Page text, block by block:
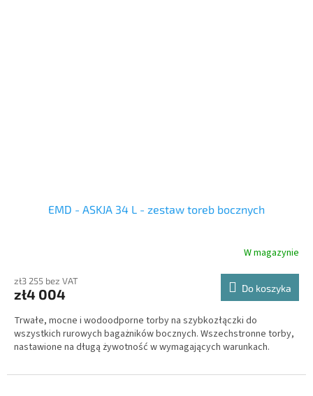
EMD - ASKJA 34 L - zestaw toreb bocznych
W magazynie
zł3 255 bez VAT
zł4 004 Do koszyka
Trwałe, mocne i wodoodporne torby na szybkozłączki do
wszystkich rurowych bagażników bocznych. Wszechstronne torby,
nastawione na długą żywotność w wymagających warunkach.